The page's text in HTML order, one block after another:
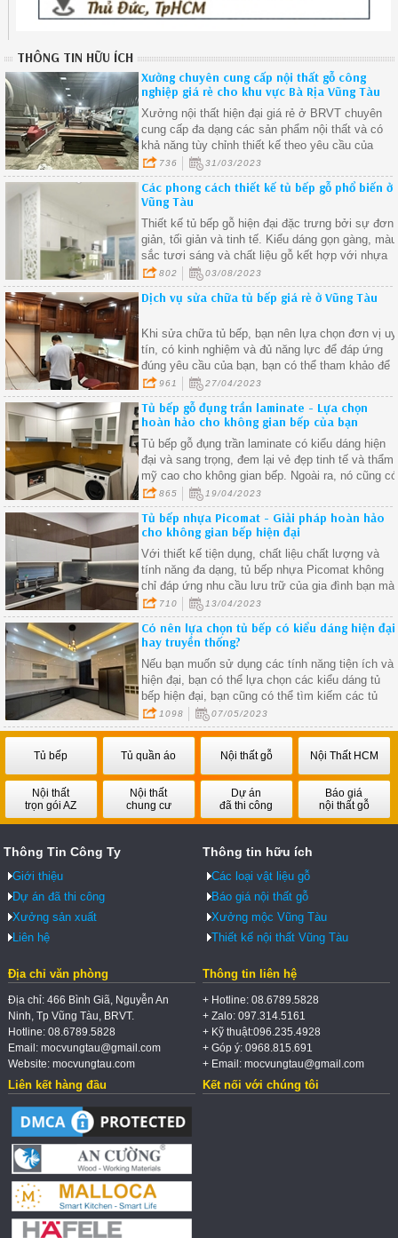
THÔNG TIN HỮU ÍCH
Xưởng chuyên cung cấp nội thất gỗ công
nghiệp giá rẻ cho khu vực Bà Rịa Vũng Tàu
Xưởng nội thất hiện đại giá rẻ ở BRVT chuyên
cung cấp đa dạng các sản phẩm nội thất và có
khả năng tùy chỉnh thiết kế theo yêu cầu của
khách hàng
736 31/03/2023
Các phong cách thiết kế tủ bếp gỗ phổ biến ở
Vũng Tàu
Thiết kế tủ bếp gỗ hiện đại đặc trưng bởi sự đơn
giản, tối giản và tinh tế. Kiểu dáng gọn gàng, màu
sắc tươi sáng và chất liệu gỗ kết hợp với nhựa
hoặc kim loại làm cho tủ bếp gỗ hiện đại trở nên
phổ biến
802 03/08/2023
Dịch vụ sửa chữa tủ bếp giá rẻ ở Vũng Tàu
Khi sửa chữa tủ bếp, bạn nên lựa chọn đơn vị uy
tín, có kinh nghiệm và đủ năng lực để đáp ứng
đúng yêu cầu của bạn, bạn có thể tham khảo để
tìm hiểu về những đơn vị sửa chữa tủ bếp nổi
tiếng, có đánh giá tích cực từ khách hàng trước
đây
961 27/04/2023
Tủ bếp gỗ đụng trần laminate - Lựa chọn
hoàn hảo cho không gian bếp của bạn
Tủ bếp gỗ đụng trần laminate có kiểu dáng hiện
đại và sang trọng, đem lại vẻ đẹp tinh tế và thẩm
mỹ cao cho không gian bếp. Ngoài ra, nó cũng có
nhiều màu sắc, hoa văn và họa tiết khác nhau,
giúp bạn dễ dàng lựa chọn theo phong cách thiết
kế nội thất của căn nhà
865 19/04/2023
Tủ bếp nhựa Picomat - Giải pháp hoàn hảo
cho không gian bếp hiện đại
Với thiết kế tiện dụng, chất liệu chất lượng và
tính năng đa dạng, tủ bếp nhựa Picomat không
chỉ đáp ứng nhu cầu lưu trữ của gia đình bạn mà
còn giúp không gian bếp trở nên gọn gàng, hiện
đại và hài hòa
710 13/04/2023
Có nên lựa chọn tủ bếp có kiểu dáng hiện đại
hay truyền thống?
Nếu bạn muốn sử dụng các tính năng tiện ích và
hiện đại, bạn có thể lựa chọn các kiểu dáng tủ
bếp hiện đại, bạn cũng có thể tìm kiếm các tủ
bếp truyền thống được cải tiến với các tính năng
hiện đại để đáp ứng nhu cầu sử dụng hiện đại.
1098 07/05/2023
Tủ bếp Tủ quần áo Nội thất gỗ Nội Thất HCM
Nội thất
trọn gói AZ
Nội thất
chung cư
Dự án
đã thi công
Báo giá
nội thất gỗ
Thông Tin Công Ty
Giới thiệu
Dự án đã thi công
Xưởng sản xuất
Liên hệ
Thông tin hữu ích
Các loại vật liệu gỗ
Báo giá nội thất gỗ
Xưởng mộc Vũng Tàu
Thiết kế nội thất Vũng Tàu
Địa chỉ văn phòng
Địa chỉ: 466 Bình Giã, Nguyễn An
Ninh, Tp Vũng Tàu, BRVT.
Hotline: 08.6789.5828
Email: mocvungtau@gmail.com
Website: mocvungtau.com
Thông tin liên hệ
+ Hotline: 08.6789.5828
+ Zalo: 097.314.5161
+ Kỹ thuật:096.235.4928
+ Góp ý: 0968.815.691
+ Email: mocvungtau@gmail.com
Liên kết hàng đầu Kết nối với chúng tôi